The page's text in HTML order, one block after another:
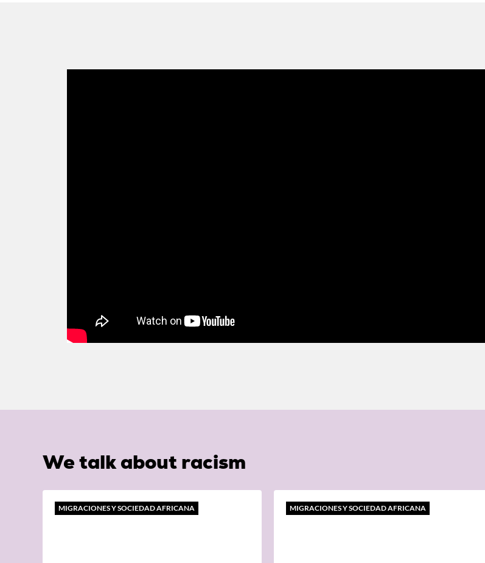
We talk about racism
MIGRACIONES Y SOCIEDAD AFRICANA MIGRACIONES Y SOCIEDAD AFRICANA